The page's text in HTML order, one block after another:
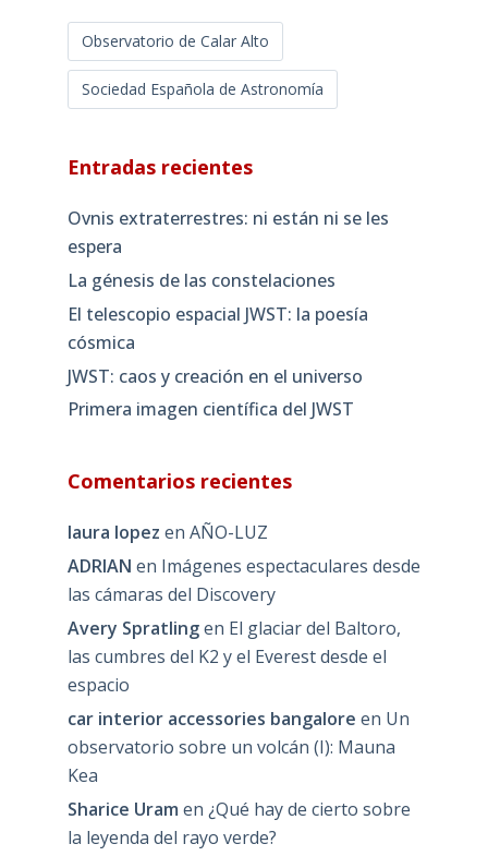
Observatorio de Calar Alto
Sociedad Española de Astronomía
Entradas recientes
Ovnis extraterrestres: ni están ni se les
espera
La génesis de las constelaciones
El telescopio espacial JWST: la poesía
cósmica
JWST: caos y creación en el universo
Primera imagen científica del JWST
Comentarios recientes
laura lopez en AÑO-LUZ
ADRIAN en Imágenes espectaculares desde
las cámaras del Discovery
Avery Spratlingen El glaciar del Baltoro,
las cumbres del K2 y el Everest desde el
espacio
car interior accessories bangalore en Un
observatorio sobre un volcán (I): Mauna
Kea
Sharice Uram en ¿Qué hay de cierto sobre
la leyenda del rayo verde?